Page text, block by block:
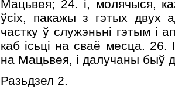
Мацьвея; 24. і, молячыся,
ўсіх, пакажы з гэтых двух
частку ў служэньні гэтым і
каб ісьці на сваё месца. 26.
на Мацьвея, і далучаны быў
Разьдзел 2.